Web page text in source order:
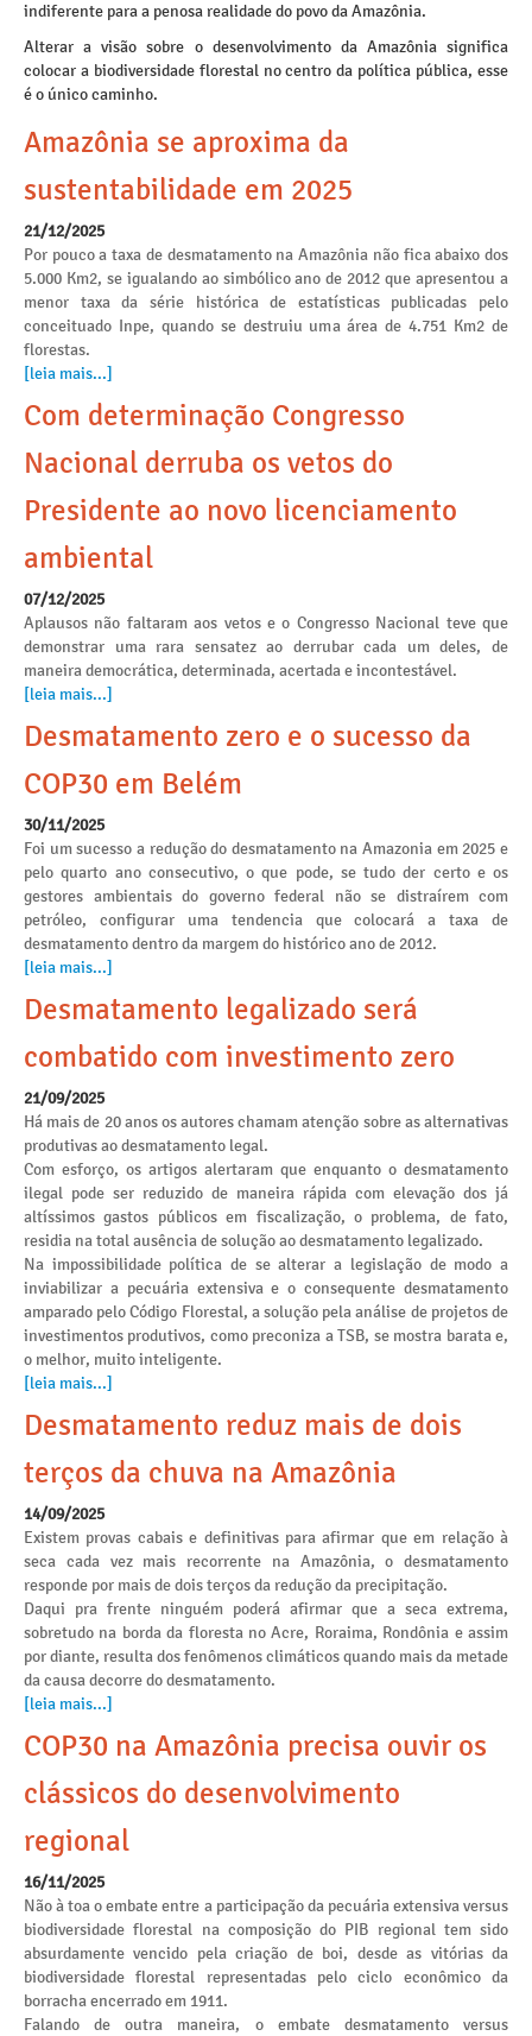
indiferente para a penosa realidade do povo da Amazônia.
Alterar a visão sobre o desenvolvimento da Amazônia significa
colocar a biodiversidade florestal no centro da política pública, esse
é o único caminho.
Amazônia se aproxima da
sustentabilidade em 2025
21/12/2025
Por pouco a taxa de desmatamento na Amazônia não fica abaixo dos
5.000 Km2, se igualando ao simbólico ano de 2012 que apresentou a
menor taxa da série histórica de estatísticas publicadas pelo
conceituado Inpe, quando se destruiu uma área de 4.751 Km2 de
florestas.
[leia mais...]
Com determinação Congresso
Nacional derruba os vetos do
Presidente ao novo licenciamento
ambiental
07/12/2025
Aplausos não faltaram aos vetos e o Congresso Nacional teve que
demonstrar uma rara sensatez ao derrubar cada um deles, de
maneira democrática, determinada, acertada e incontestável.
[leia mais...]
Desmatamento zero e o sucesso da
COP30 em Belém
30/11/2025
Foi um sucesso a redução do desmatamento na Amazonia em 2025 e
pelo quarto ano consecutivo, o que pode, se tudo der certo e os
gestores ambientais do governo federal não se distraírem com
petróleo, configurar uma tendencia que colocará a taxa de
desmatamento dentro da margem do histórico ano de 2012.
[leia mais...]
Desmatamento legalizado será
combatido com investimento zero
21/09/2025
Há mais de 20 anos os autores chamam atenção sobre as alternativas
produtivas ao desmatamento legal.
Com esforço, os artigos alertaram que enquanto o desmatamento
ilegal pode ser reduzido de maneira rápida com elevação dos já
altíssimos gastos públicos em fiscalização, o problema, de fato,
residia na total ausência de solução ao desmatamento legalizado.
Na impossibilidade política de se alterar a legislação de modo a
inviabilizar a pecuária extensiva e o consequente desmatamento
amparado pelo Código Florestal, a solução pela análise de projetos de
investimentos produtivos, como preconiza a TSB, se mostra barata e,
o melhor, muito inteligente.
[leia mais...]
Desmatamento reduz mais de dois
terços da chuva na Amazônia
14/09/2025
Existem provas cabais e definitivas para afirmar que em relação à
seca cada vez mais recorrente na Amazônia, o desmatamento
responde por mais de dois terços da redução da precipitação.
Daqui pra frente ninguém poderá afirmar que a seca extrema,
sobretudo na borda da floresta no Acre, Roraima, Rondônia e assim
por diante, resulta dos fenômenos climáticos quando mais da metade
da causa decorre do desmatamento.
[leia mais...]
COP30 na Amazônia precisa ouvir os
clássicos do desenvolvimento
regional
16/11/2025
Não à toa o embate entre a participação da pecuária extensiva versus
biodiversidade florestal na composição do PIB regional tem sido
absurdamente vencido pela criação de boi, desde as vitórias da
biodiversidade florestal representadas pelo ciclo econômico da
borracha encerrado em 1911.
Falando de outra maneira, o embate desmatamento versus